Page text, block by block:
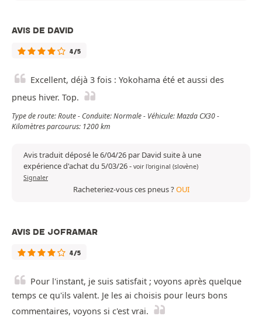
AVIS DE DAVID
4/5
Excellent, déjà 3 fois : Yokohama été et aussi des
pneus hiver. Top.
Type de route: Route - Conduite: Normale - Véhicule: Mazda CX30 -
Kilomètres parcourus: 1200 km
Avis traduit déposé le 6/04/26 par David suite à une
expérience d'achat du 5/03/26- voir l'original (slovène)
Signaler
Racheteriez-vous ces pneus ?OUI
AVIS DE JOFRAMAR
4/5
Pour l'instant, je suis satisfait ; voyons après quelque
temps ce qu'ils valent. Je les ai choisis pour leurs bons
commentaires, voyons si c'est vrai.